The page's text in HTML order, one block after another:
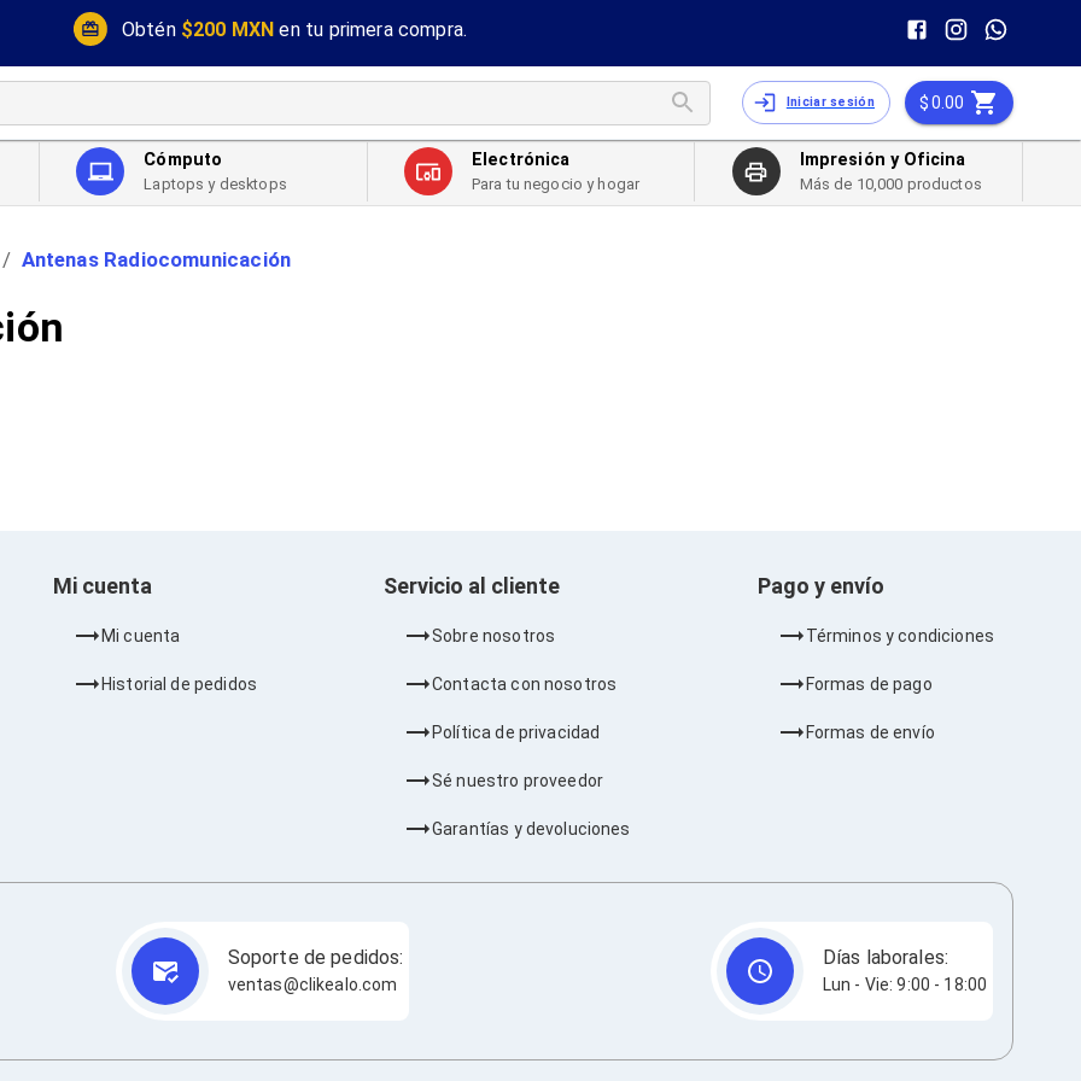
Obtén $200 MXN en tu primera compra.
Iniciar sesión 0.00
Cómputo
Laptops y desktops
Electrónica
Para tu negocio y hogar
Impresión y Oficina
Más de 10,000 productos
/ Antenas Radiocomunicación
Mi cuenta
Mi cuenta
Historial de pedidos
Servicio al cliente
Sobre nosotros
Contacta con nosotros
Política de privacidad
Sé nuestro proveedor
Garantías y devoluciones
Pago y envío
Términos y condiciones
Formas de pago
Formas de envío
Soporte de pedidos:
ventas@clikealo.com
Días laborales:
Lun - Vie: 9:00 - 18:00